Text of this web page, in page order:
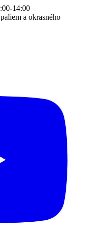
14:00
a okrasného